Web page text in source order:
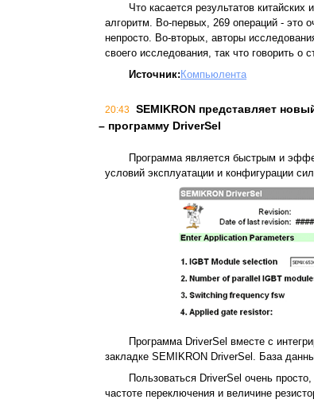
Что касается результатов
алгоритм. Во-первых, 269 операций - это
непросто. Во-вторых, авторы
своего исследования, так что говорить о
Источник: Компьюлента
20:43 SEMIKRON представляет
– программу DriverSel
Программа является быстрым и
условий эксплуатации и конфигурации
Программа DriverSel вместе с
закладке SEMIKRON DriverSel. База
Пользоваться DriverSel очень
частоте переключения и величине